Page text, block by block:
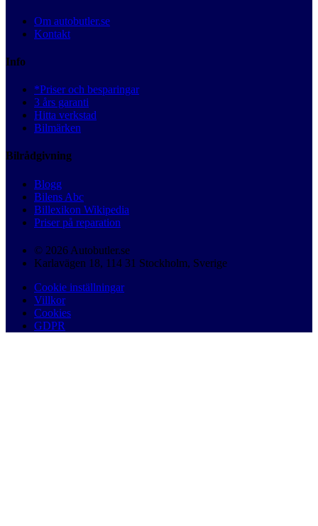
Om autobutler.se
Kontakt
Info
*Priser och besparingar
3 års garanti
Hitta verkstad
Bilmärken
Bilrådgivning
Blogg
Bilens Abc
Billexikon Wikipedia
Priser på reparation
© 2026 Autobutler.se
Karlavägen 18, 114 31 Stockholm, Sverige
Cookie inställningar
Villkor
Cookies
GDPR